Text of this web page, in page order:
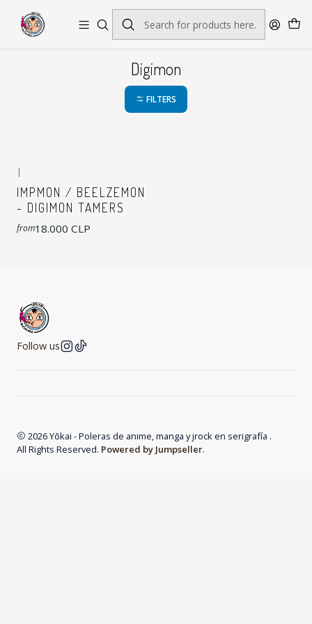
Digimon
FILTERS
|
IMPMON / BEELZEMON
- DIGIMON TAMERS
from18.000 CLP
Follow us
2026 Yōkai - Poleras de anime, manga y jrock en serigrafía .
All Rights Reserved. Powered by Jumpseller.